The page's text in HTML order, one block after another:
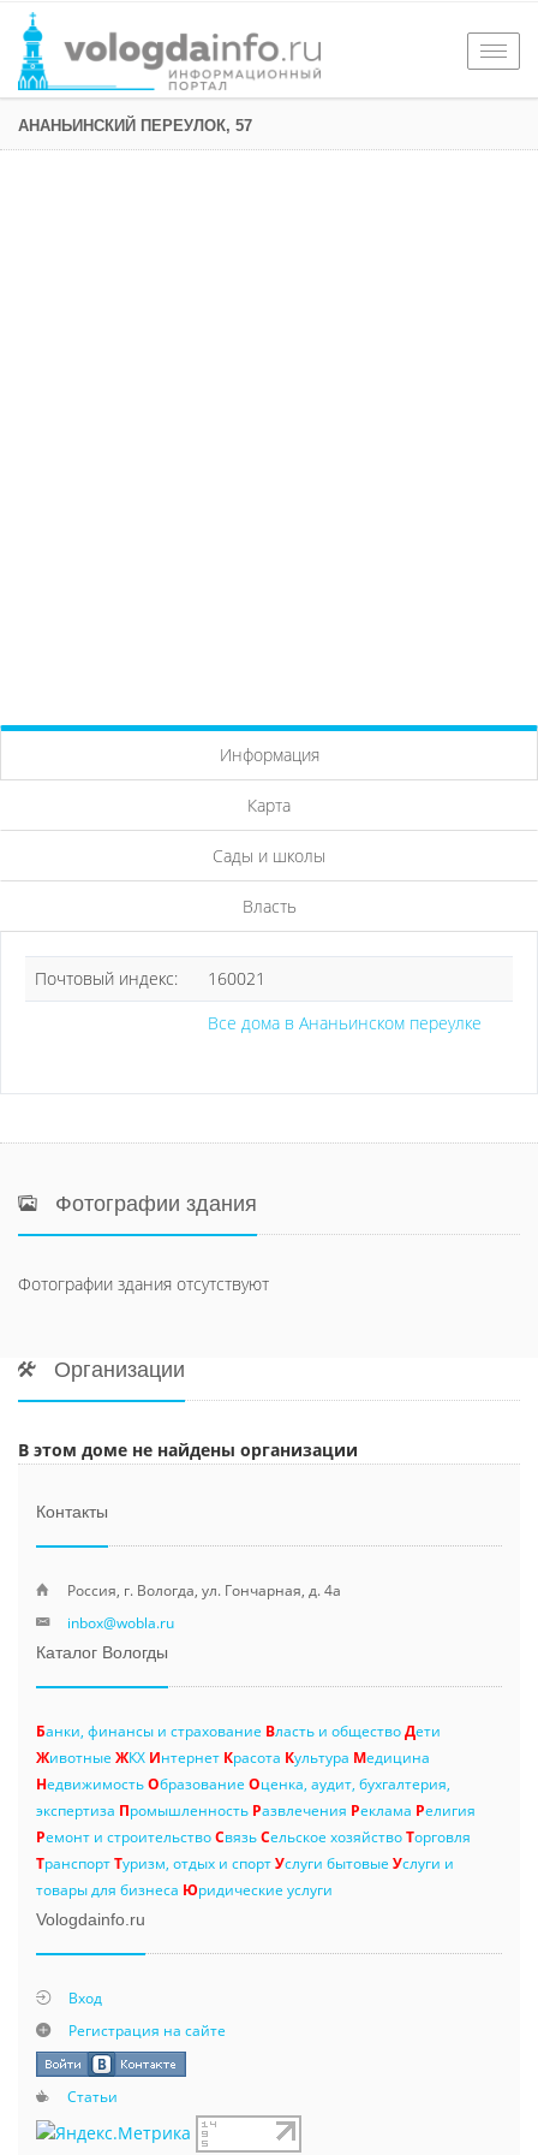
АНАНЬИНСКИЙ ПЕРЕУЛОК, 57
Информация
Карта
Сады и школы
Власть
Почтовый индекс:
160021
Все дома в Ананьинском переулке
Фотографии здания
Фотографии здания отсутствуют
Организации
В этом доме не найдены организации
Контакты
Россия, г. Вологда, ул. Гончарная, д. 4а
inbox@wobla.ru
Каталог Вологды
Банки, финансы и страхование Власть и обществоДети
Животные ЖКХ Интернет Красота Культура Медицина
НедвижимостьОбразование Оценка, аудит, бухгалтерия,
экспертиза Промышленность Развлечения Реклама Религия
Ремонт и строительствоСвязьСельское хозяйствоТорговля
ТранспортТуризм, отдых и спортУслуги бытовые Услуги и
товары для бизнеса Юридические услуги
Vologdainfo.ru
Вход
Регистрация на сайте
Статьи